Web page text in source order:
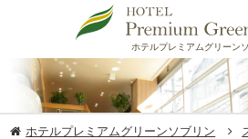
ホテルプレミアムグリーン
ホテルプレミアムグリーンソブリン